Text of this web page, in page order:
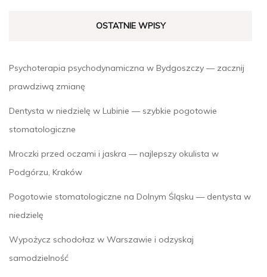
OSTATNIE WPISY
Psychoterapia psychodynamiczna w Bydgoszczy — zacznij
prawdziwą zmianę
Dentysta w niedzielę w Lubinie — szybkie pogotowie
stomatologiczne
Mroczki przed oczami i jaskra — najlepszy okulista w
Podgórzu, Kraków
Pogotowie stomatologiczne na Dolnym Śląsku — dentysta w
niedzielę
Wypożycz schodołaz w Warszawie i odzyskaj
samodzielność